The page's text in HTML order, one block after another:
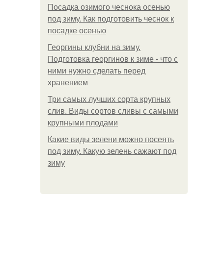
Посадка озимого чеснока осенью
под зиму. Как подготовить чеснок к
посадке осенью
Георгины клубни на зиму.
Подготовка георгинов к зиме - что с
ними нужно сделать перед
хранением
Три самых лучших сорта крупных
слив. Виды сортов сливы с самыми
крупными плодами
Какие виды зелени можно посеять
под зиму. Какую зелень сажают под
зиму